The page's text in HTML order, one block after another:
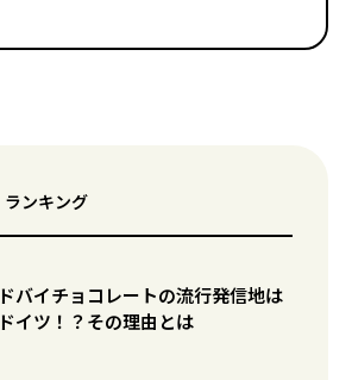
ランキング
ドバイチョコレートの流行発信地は
ドイツ！？その理由とは